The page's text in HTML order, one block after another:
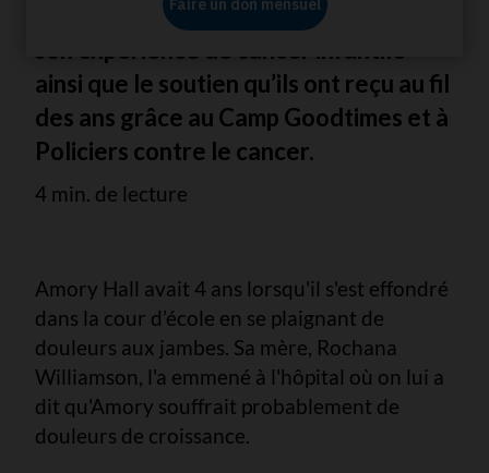
Amory évoque, avec sa mère Rochana,
son expérience de cancer infantile
ainsi que le soutien qu’ils ont reçu au fil
des ans grâce au Camp Goodtimes et à
Policiers contre le cancer.
4 min. de lecture
Amory Hall avait 4 ans lorsqu'il s'est effondré
dans la cour d’école en se plaignant de
douleurs aux jambes. Sa mère, Rochana
Williamson, l'a emmené à l'hôpital où on lui a
dit qu'Amory souffrait probablement de
douleurs de croissance.